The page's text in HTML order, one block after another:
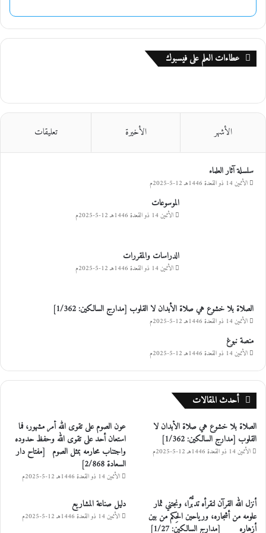
عطاءات العلم على فيسبوك
الأشهر الأخيرة تعليقات
سلسلة آثار العلماء
الأثنين 14 ذو القعدة 1446هـ 12-5-2025م
الموسوعات
الأثنين 14 ذو القعدة 1446هـ 12-5-2025م
الدراسات والمقررات
الأثنين 14 ذو القعدة 1446هـ 12-5-2025م
الصلاة بلا خشوع هي صلاة الأبدان لا القلوب [مدارج السالكين: 1/362]
الأثنين 14 ذو القعدة 1446هـ 12-5-2025م
منصة نبوغ
الأثنين 14 ذو القعدة 1446هـ 12-5-2025م
أحدث المقالات
الصلاة بلا خشوع هي صلاة الأبدان لا
القلوب [مدارج السالكين: 1/362]
الأثنين 14 ذو القعدة 1446هـ 12-5-2025م
عون الصوم على تقوى الله أمر مشهور، فما
استعان أحد على تقوى الله وحفظ حدوده
واجتناب محارمه بمثل الصوم [مفتاح دار
السعادة 2/868]
الأثنين 14 ذو القعدة 1446هـ 12-5-2025م
أنزل الله القرآن لنقرأه تدبُّرًا، ونجتني ثمار
علومه من أشجاره، ورياحين الحِكم من بين
أزهاره [مدارج السالكين: 1/27]
دليل صناعة المشاريع
الأثنين 14 ذو القعدة 1446هـ 12-5-2025م